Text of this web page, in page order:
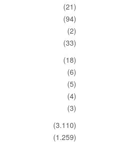
(21)
(94)
(2)
(33)
(18)
(6)
(5)
(4)
(3)
(3.110)
(1.259)